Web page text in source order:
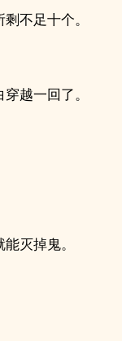
不足十个。
越一回了。
灭掉鬼。